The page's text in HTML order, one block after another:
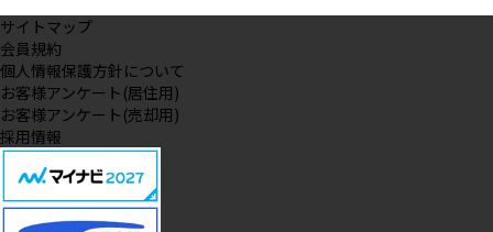
サイトマップ
会員規約
個人情報保護方針について
お客様アンケート(居住用)
お客様アンケート(売却用)
採用情報